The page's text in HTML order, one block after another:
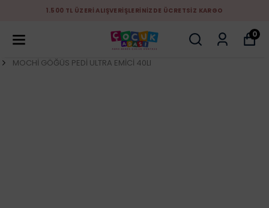
1.500 TL ÜZERİ ALIŞVERİŞLERİNİZDE ÜCRETSİZ KARGO
0
MOCHİ GÖĞÜS PEDİ ULTRA EMİCİ 40LI